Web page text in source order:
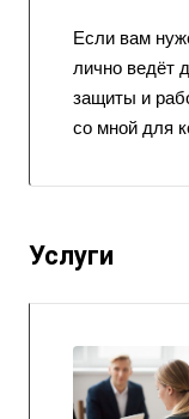
Если вам
лично ведёт
защиты и
со мной для
Услуги